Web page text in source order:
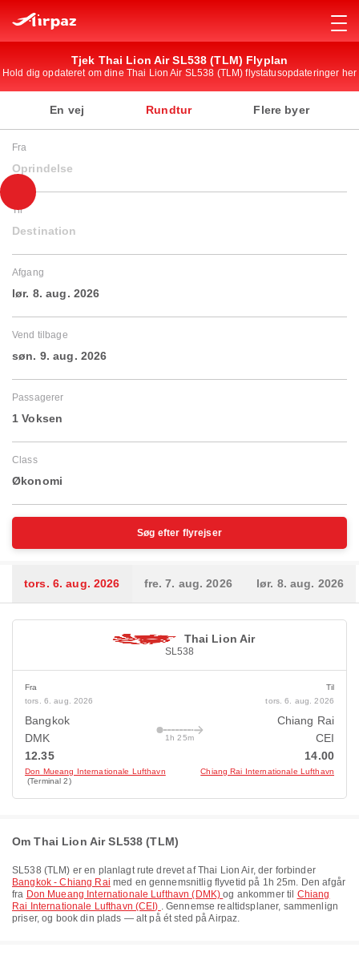
Tjek Thai Lion Air SL538 (TLM) Flyplan
Hold dig opdateret om dine Thai Lion Air SL538 (TLM) flystatusopdateringer her
En vej Rundtur Flere byer
Fra
Oprindelse
Til
Destination
Afgang
lør. 8. aug. 2026
Vend tilbage
søn. 9. aug. 2026
Passagerer
1 Voksen
Class
Økonomi
Søg efter flyrejser
tors. 6. aug. 2026 fre. 7. aug. 2026 lør. 8. aug. 2026
Thai Lion Air
SL538
Fra
tors. 6. aug. 2026
Bangkok
DMK
12.35
Don Mueang Internationale Lufthavn
(Terminal 2)
1h 25m
Til
tors. 6. aug. 2026
Chiang Rai
CEI
14.00
Chiang Rai Internationale Lufthavn
Om Thai Lion Air SL538 (TLM)
SL538 (TLM) er en planlagt rute drevet afThai Lion Air, der forbinder
Bangkok - Chiang Rai med en gennemsnitlig flyvetid på 1h 25m. Den afgår
fra Don Mueang Internationale Lufthavn (DMK)og ankommer til Chiang
Rai Internationale Lufthavn (CEI) . Gennemse realtidsplaner, sammenlign
priser, og book din plads — alt på ét sted på Airpaz.